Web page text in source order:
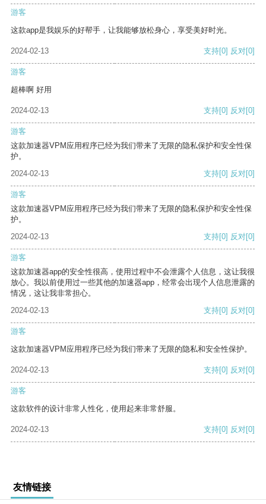
游客
这款app是我娱乐的好帮手，让我能够放松身心，享受美好时光。
2024-02-13 支持[0] 反对[0]
游客
超棒啊 好用
2024-02-13 支持[0] 反对[0]
游客
这款加速器VPM应用程序已经为我们带来了无限的隐私保护和安全性保
护。
2024-02-13
支持[0] 反对[0]
游客
这款加速器VPM应用程序已经为我们带来了无限的隐私保护和安全性保
护。
2024-02-13
支持[0] 反对[0]
游客
这款加速器app的安全性很高，使用过程中不会泄露个人信息，这让我很
放心。我以前使用过一些其他的加速器app，经常会出现个人信息泄露的
情况，这让我非常担心。
2024-02-13
支持[0] 反对[0]
游客
这款加速器VPM应用程序已经为我们带来了无限的隐私和安全性保护。
2024-02-13 支持[0] 反对[0]
游客
这款软件的设计非常人性化，使用起来非常舒服。
2024-02-13 支持[0] 反对[0]
友情链接